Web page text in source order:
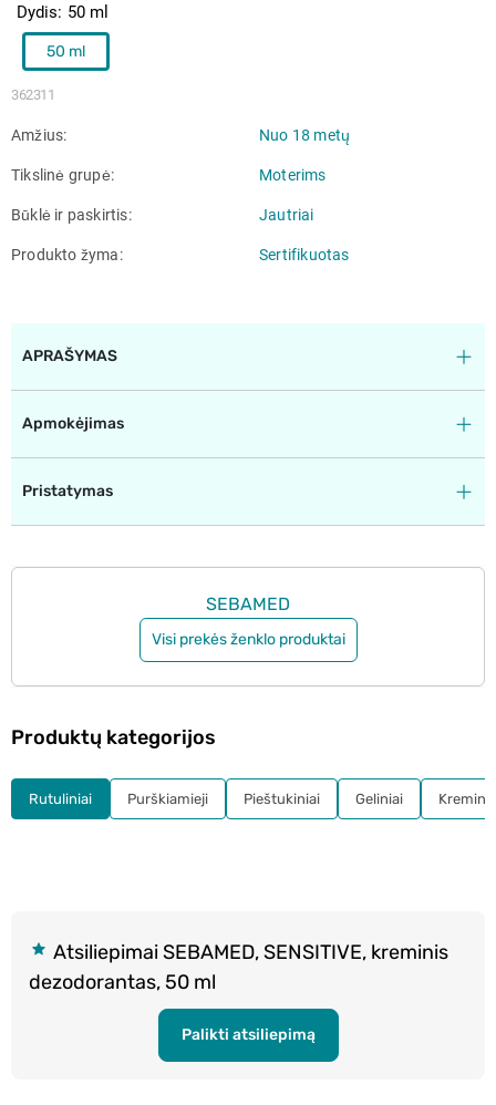
362311
Dydis 50 ml
50 ml
Amžius Nuo 18 metų
Tikslinė grupė Moterims
Būklė ir paskirtis Jautriai
Produkto žyma Sertifikuotas
APRAŠYMAS
Apmokėjimas
Pristatymas
SEBAMED
Visi prekės ženklo produktai
Atsiliepimai SEBAMED, SENSITIVE, kreminis
dezodorantas, 50 ml
Palikti atsiliepimą
Produktų kategorijos
Rutuliniai Purškiamieji Pieštukiniai Geliniai